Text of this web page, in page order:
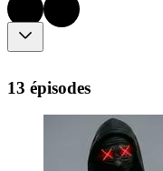
13 épisodes